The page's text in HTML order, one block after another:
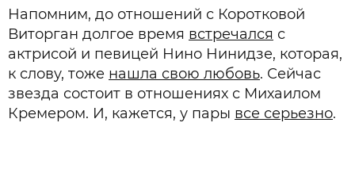
Напомним, до отношений с Коротковой
Виторган долгое время встречался с
актрисой и певицей Нино Нинидзе, которая,
к слову, тоже нашла свою любовь. Сейчас
звезда состоит в отношениях с Михаилом
Кремером. И, кажется, у пары все серьезно.